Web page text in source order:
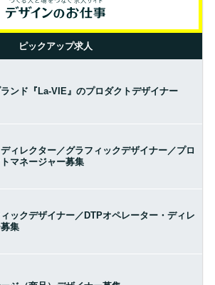
ピックアップ求人
ンド『La-VIE』のプロダクトデザイナー
ィレクター／グラフィックデザイナー／プロ
マネージャー募集
ックデザイナー／DTPオペレーター・ディレ
集